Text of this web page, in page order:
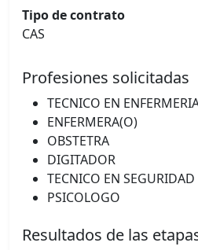
Tipo de contrato
CAS
Profesiones solicitadas
TECNICO EN
ENFERMERA(O)
OBSTETRA
DIGITADOR
TECNICO EN
PSICOLOGO
Resultados de las